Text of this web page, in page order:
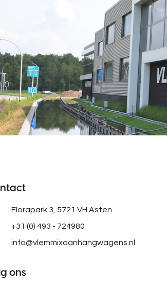
Florapark 3, 5721 VH Asten
+31 (0) 493 - 724980
info@vlemmixaanhangwagens.nl
ons